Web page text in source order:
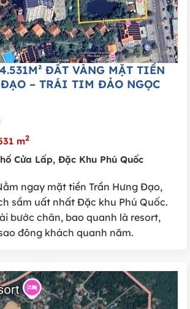
ĐẤT VÀNG MẶT TIỀN
– TRÁI TIM ĐẢO NGỌC
m2
Cửa Lấp, Đặc Khu Phú Quốc
ngay mặt tiền Trần Hưng Đạo,
sầm uất nhất Đặc khu Phú Quốc.
bước chân, bao quanh là resort,
đông khách quanh năm.